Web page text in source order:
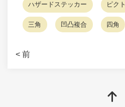
ハザードステッカー ピクト
三角 凹凸複合 四角
< 前